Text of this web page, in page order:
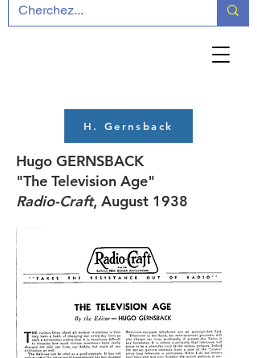
H. Gernsback
Hugo GERNSBACK
"The Television Age"
Radio-Craft, August 1938